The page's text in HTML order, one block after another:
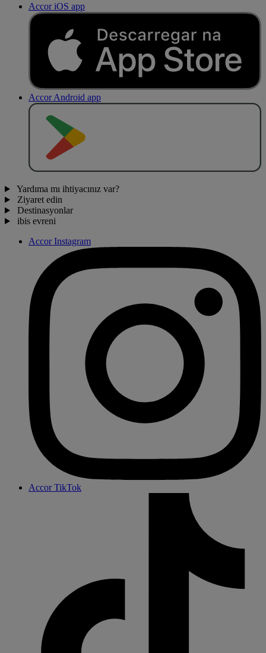
Accor iOS app
Accor Android app
Yardıma mı ihtiyacınız var?
Ziyaret edin
Destinasyonlar
ibis evreni
Accor Instagram
Accor TikTok